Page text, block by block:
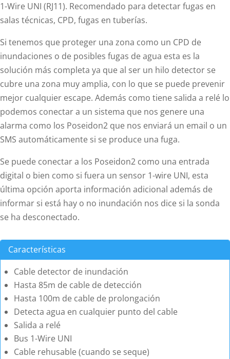
1-Wire UNI (RJ11). Recomendado para detectar fugas en
salas técnicas, CPD, fugas en tuberías.
Si tenemos que proteger una zona como un CPD de
inundaciones o de posibles fugas de agua esta es la
solución más completa ya que al ser un hilo detector se
cubre una zona muy amplia, con lo que se puede prevenir
mejor cualquier escape. Además como tiene salida a relé lo
podemos conectar a un sistema que nos genere una
alarma como los Poseidon2 que nos enviará un email o un
SMS automáticamente si se produce una fuga.
Se puede conectar a los Poseidon2 como una entrada
digital o bien como si fuera un sensor 1-wire UNI, esta
última opción aporta información adicional además de
informar si está hay o no inundación nos dice si la sonda
se ha desconectado.
Características
Cable detector de inundación
Hasta 85m de cable de detección
Hasta 100m de cable de prolongación
Detecta agua en cualquier punto del cable
Salida a relé
Bus 1-Wire UNI
Cable rehusable (cuando se seque)